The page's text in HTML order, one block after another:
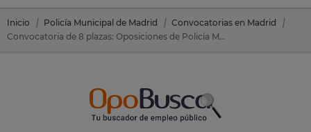
Inicio Policía Municipal de Madrid
Convocatorias en Madrid
Convocatoria de 8 plazas: Oposiciones de Policía Municipal Madrid en Aranjuez (Madrid)